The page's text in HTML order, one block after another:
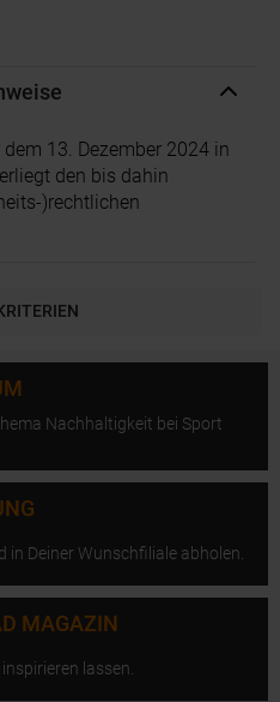
13. Dezember 2024 in
den bis dahin
)rechtlichen
Nachhaltigkeit bei Sport
in Deiner Wunschfiliale abholen.
MAGAZIN
lassen.